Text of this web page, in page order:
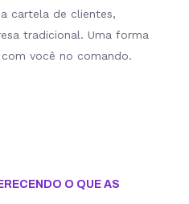
cartela de clientes,
tradicional. Uma forma
com você no comando.
O QUE AS